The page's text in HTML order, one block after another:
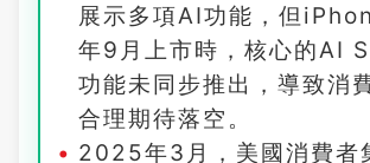
展示多項AI功能，但
年9月上市時，核心的AI
功能未同步推出，導致消
合理期待落空。
2025年3月，美國消費者